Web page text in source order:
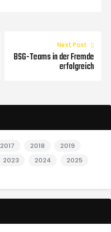
Next Post
BSG-Teams in der Fremde
erfolgreich
2017 2018
2019
2023 2024
2025